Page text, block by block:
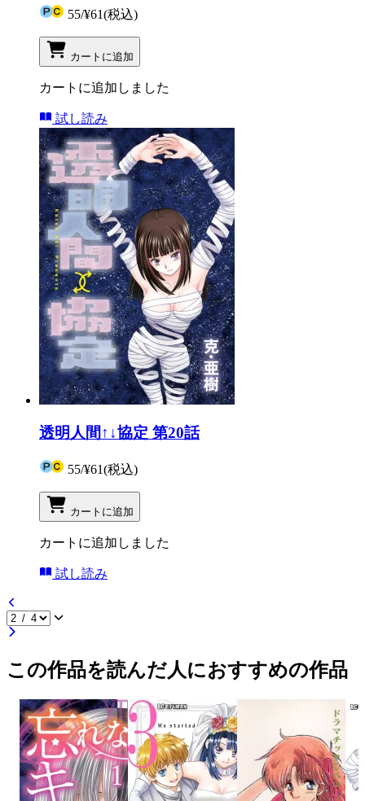
55/¥61(税込)
カートに追加
カートに追加しました
試し読み
透明人間↑↓協定 第20話
55/¥61(税込)
カートに追加
カートに追加しました
試し読み
この作品を読んだ人におすすめの作品